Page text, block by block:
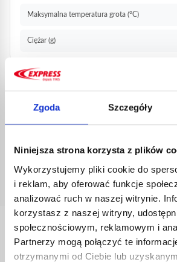
Zgoda Szczegóły
Niniejsza strona korzysta z plików
Wykorzystujemy pliki cookie do
i reklam, aby oferować funkcje
analizować ruch w naszej witrynie.
korzystasz z naszej witryny,
społecznościowym, reklamowym i
Partnerzy mogą połączyć te
otrzymanymi od Ciebie lub
Maksymalna temperatura grota (°C)
Ciężar (g)
Dane techniczne Węże do lutownic dekarskich
Dane techniczne Groty
INNE
REFERENCJE